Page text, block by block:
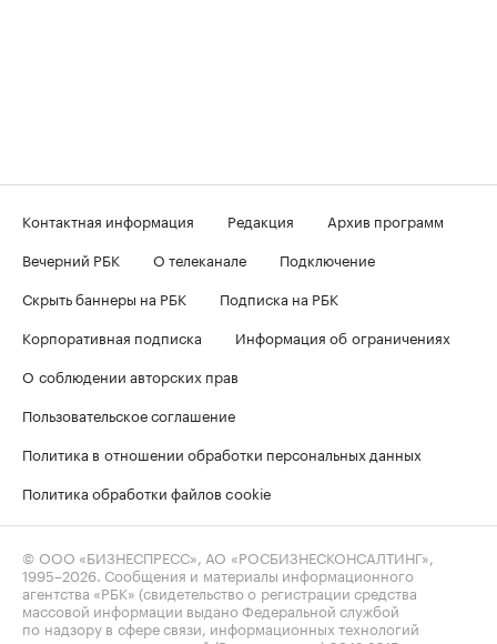
Контактная информация Редакция
Архив программ
Вечерний РБК
О телеканале
Подключение
Скрыть баннеры на РБК
Подписка на РБК
Корпоративная подписка
Информация об ограничениях
О соблюдении авторских прав
Пользовательское соглашение
Политика в отношении обработки персональных данных
Политика обработки файлов cookie
© ООО «БИЗНЕСПРЕСС», АО «РОСБИЗНЕСКОНСАЛТИНГ»,
1995–2026 . Сообщения и материалы информационного
агентства «РБК» (свидетельство о регистрации средства
массовой информации выдано Федеральной службой
по надзору в сфере связи, информационных технологий